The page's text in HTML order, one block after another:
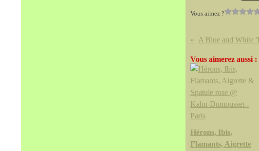
Vous aimez ?
Vous aimerez aussi :
Hérons, Ibis,
Flamants, Aigrette